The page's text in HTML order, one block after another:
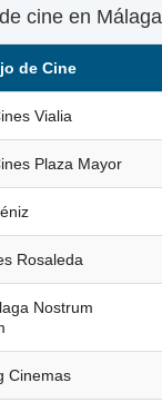
cine en Málaga
de Cine
Vialia
Plaza Mayor
Rosaleda
Nostrum
Cinemas